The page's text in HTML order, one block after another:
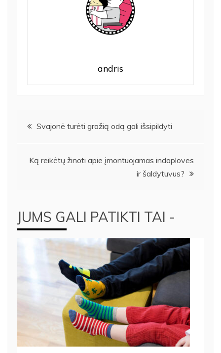
andris
Navigacija
Svajonė turėti gražią odą gali išsipildyti
Ką reikėtų žinoti apie įmontuojamas indaploves
ir šaldytuvus?
JUMS GALI PATIKTI TAI -